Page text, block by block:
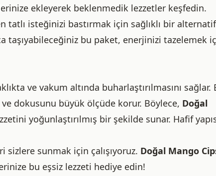
ekleyerek beklenmedik lezzetler keşfedin.
tatlı isteğinizi bastırmak için sağlıklı bir alternatif
taşıyabileceğiniz bu paket, enerjinizi tazelemek
ve vakum altında buharlaştırılmasını sağlar.
dokusunu büyük ölçüde korur. Böylece, Doğal
yoğunlaştırılmış bir şekilde sunar. Hafif
sizlere sunmak için çalışıyoruz. Doğal Mango
bu eşsiz lezzeti hediye edin!